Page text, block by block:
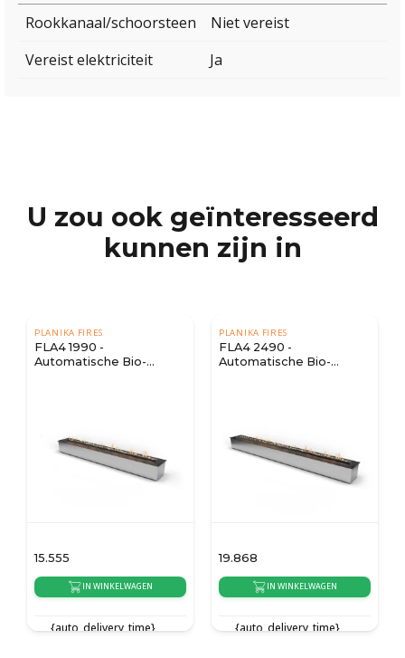
Rookkanaal/schoorsteen
Niet vereist
Vereist elektriciteit
Ja
U zou ook geïnteresseerd
kunnen zijn in
PLANIKA FIRES
FLA4 1990 -
Automatische Bio-
15.555
IN WINKELWAGEN
{auto_delivery_time}
PLANIKA FIRES
FLA4 2490 -
Automatische Bio-
19.868
IN WINKELWAGEN
{auto_delivery_time}